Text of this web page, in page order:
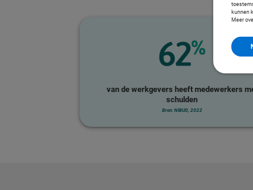
van de werkgevers heeft medewerkers
schulden
Bron: NIBUD, 2022
kunnen
Meer